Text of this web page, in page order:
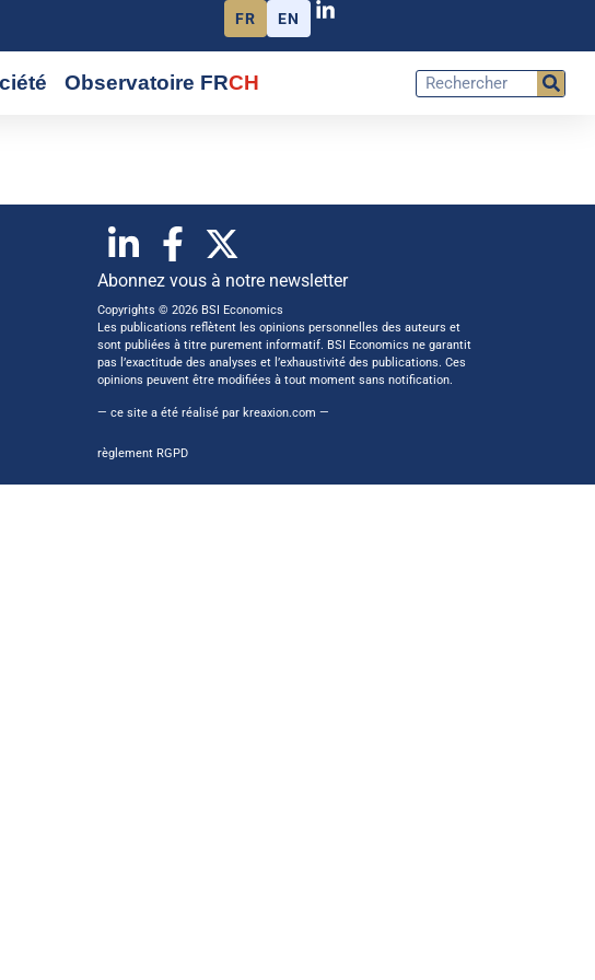
FR EN
Observatoire FRCH
Abonnez vous à notre newsletter
Copyrights © 2026 BSI Economics
Les publications reflètent les opinions personnelles des auteurs et
sont publiées à titre purement informatif. BSI Economics ne garantit
pas l’exactitude des analyses et l’exhaustivité des publications. Ces
opinions peuvent être modifiées à tout moment sans notification.
— ce site a été réalisé par kreaxion.com —
règlement RGPD